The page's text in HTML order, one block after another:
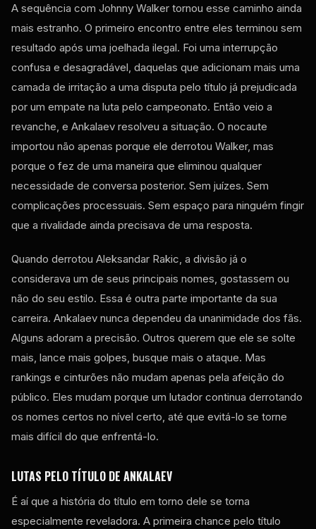
A sequência com Johnny Walker tornou esse caminho ainda
mais estranho. O primeiro encontro entre eles terminou sem
resultado após uma joelhada ilegal. Foi uma interrupção
confusa e desagradável, daquelas que adicionam mais uma
camada de irritação a uma disputa pelo título já prejudicada
por um empate na luta pelo campeonato. Então veio a
revanche, e Ankalaev resolveu a situação. O nocaute
importou não apenas porque ele derrotou Walker, mas
porque o fez de uma maneira que eliminou qualquer
necessidade de conversa posterior. Sem juízes. Sem
complicações processuais. Sem espaço para ninguém fingir
que a rivalidade ainda precisava de uma resposta.
Quando derrotou Aleksandar Rakic, a divisão já o
considerava um de seus principais nomes, gostassem ou
não do seu estilo. Essa é outra parte importante da sua
carreira. Ankalaev nunca dependeu da unanimidade dos fãs.
Alguns adoram a precisão. Outros querem que ele se solte
mais, lance mais golpes, busque mais o ataque. Mas
rankings e cinturões não mudam apenas pela afeição do
público. Eles mudam porque um lutador continua derrotando
os nomes certos no nível certo, até que evitá-lo se torne
mais difícil do que enfrentá-lo.
LUTAS PELO TÍTULO DE ANKALAEV
É aí que a história do título em torno dele se torna
especialmente reveladora. A primeira chance pelo título